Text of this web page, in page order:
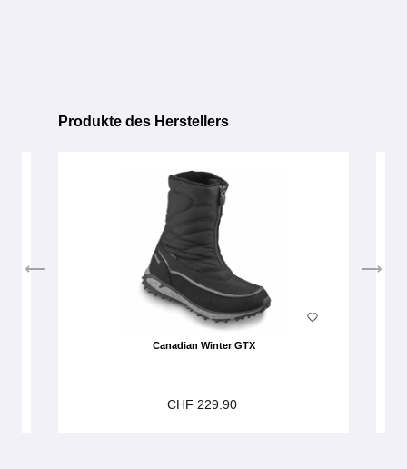
Produktgalerie überspringen
Produkte des Herstellers
Canadian Winter GTX
CHF 229.90